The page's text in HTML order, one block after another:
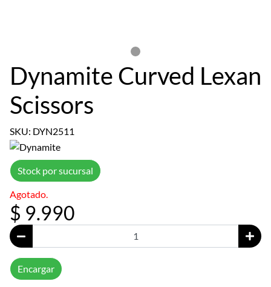
Dynamite Curved Lexan
Scissors
SKU: DYN2511
Stock por sucursal
Agotado.
$ 9.990
Encargar